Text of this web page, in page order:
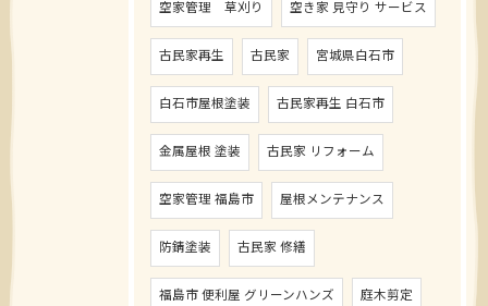
空家管理 草刈り 空き家 見守り サービス
古民家再生 古民家 宮城県白石市
白石市屋根塗装 古民家再生 白石市
金属屋根 塗装 古民家 リフォーム
空家管理 福島市 屋根メンテナンス
防錆塗装 古民家 修繕
福島市 便利屋 グリーンハンズ 庭木剪定